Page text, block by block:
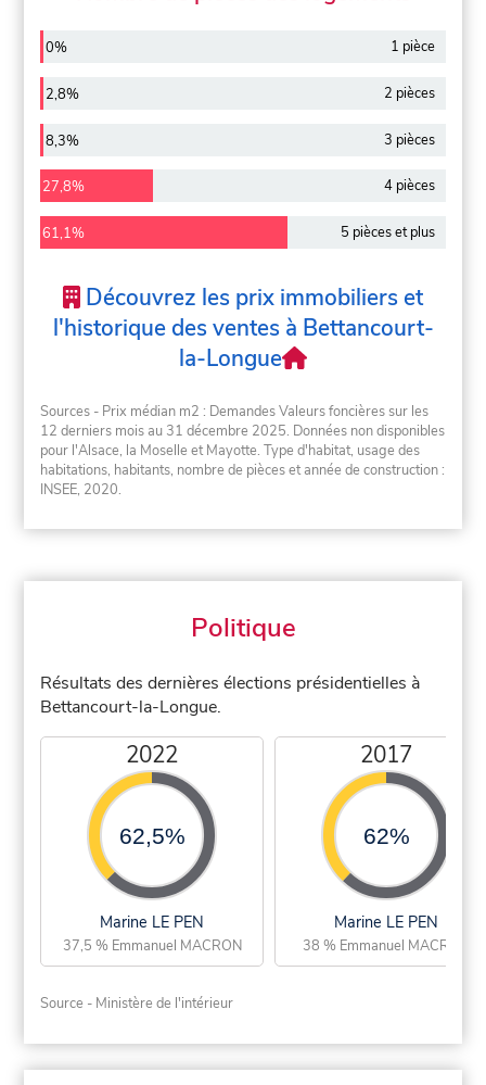
0% 1 pièce
2,8% 2 pièces
8,3% 3 pièces
27,8% 4 pièces
61,1% 5 pièces et plus
Découvrez les prix immobiliers et
l'historique des ventes à Bettancourt-
la-Longue
Sources - Prix médian m2 : Demandes Valeurs foncières sur les
12 derniers mois au 31 décembre 2025. Données non disponibles
pour l'Alsace, la Moselle et Mayotte. Type d'habitat, usage des
habitations, habitants, nombre de pièces et année de construction :
INSEE, 2020.
Politique
Résultats des dernières élections présidentielles à
Bettancourt-la-Longue.
2022
62,5%
Marine LE PEN
37,5 % Emmanuel MACRON
2017
62%
Marine LE PEN
38 % Emmanuel MACRON
Source - Ministère de l'intérieur